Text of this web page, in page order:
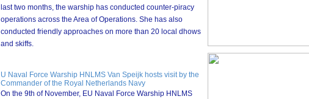
last two months, the warship has conducted counter-piracy
operations across the Area of Operations. She has also
conducted friendly approaches on more than 20 local dhows
and skiffs.
U Naval Force Warship HNLMS Van Speijk hosts visit by the
Commander of the Royal Netherlands Navy
On the 9th of November, EU Naval Force Warship HNLMS